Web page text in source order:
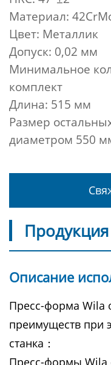
Материал:
Цвет: Металлик
Допуск: 0,02 мм
Минимальное
комплект
Длина: 515 мм
Размер
диаметром 550
Описание
Пресс-форма Wila
преимуществ при
станка：
Пресс-формы Wila